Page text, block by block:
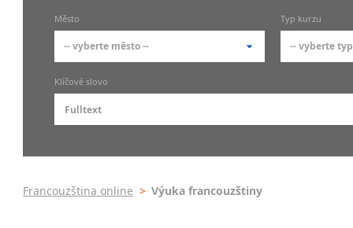
Město
-- vyberte město --
-- vyberte město --
Praha 10
krajská města
Brno
Typ kurzu
-- vyberte
Klíčové slovo
Francouzština online > Výuka francouzštiny